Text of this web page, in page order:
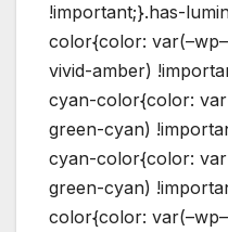
!important;}.has-
color{color:
vivid-amber)
cyan-color{color:
green-cyan)
cyan-color{color:
green-cyan)
color{color: